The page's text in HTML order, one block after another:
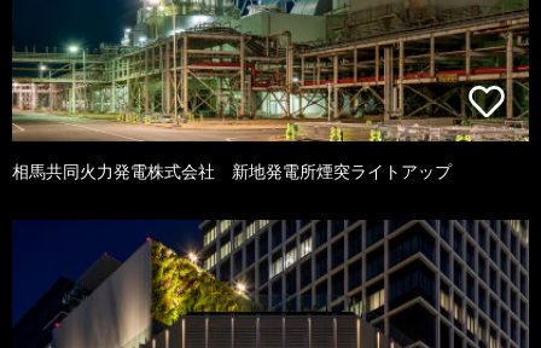
相馬共同火力発電株式会社 新地発電所煙突ライトアップ